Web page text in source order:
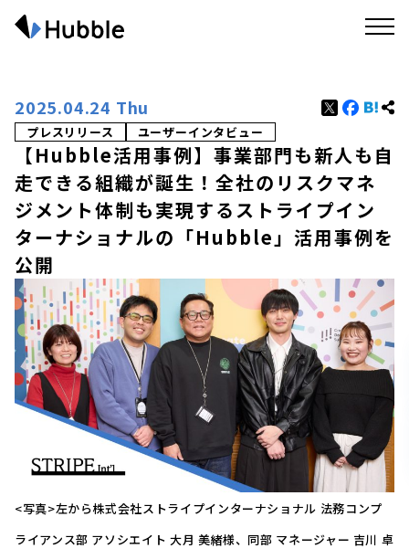
2025.04.24 Thu
プレスリリース ユーザーインタビュー
【Hubble活用事例】事業部門も新人も自
走できる組織が誕生！全社のリスクマネ
ジメント体制も実現するストライプイン
ターナショナルの「Hubble」活用事例を
公開
<写真>左から株式会社ストライプインターナショナル 法務コンプ
ライアンス部 アソシエイト 大月 美緒様、同部 マネージャー 吉川 卓